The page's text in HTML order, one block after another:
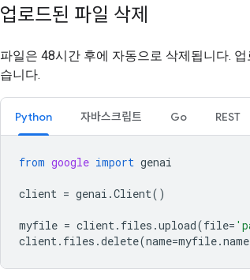
업로드된 파일 삭제
파일은 48시간 후에 자동으로 삭제됩니다.
습니다.
Python 자바스크립트 Go REST
from google import genai
client = genai .Client()
myfile = client. files .upload(file=
client. files .delete(name=myfile.name